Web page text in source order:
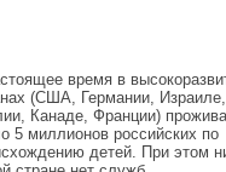
время в
(США, Германии, Израиле,
Канаде, Франции)
5 миллионов российских по
детей. При этом